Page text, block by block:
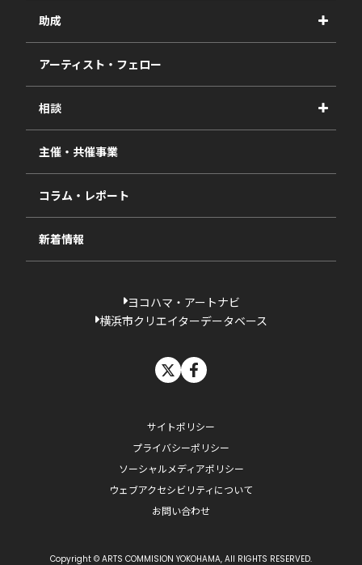
事業紹介
事業報告書
助成
2027年度
2026年度
2025年度
2024年度
2023年度
過去の採択一覧
アーティスト・フェロー
相談
視察・ヒアリング・研究
相談依頼フォーム
主催・共催事業
コラム・レポート
新着情報
ヨコハマ・アートナビ
横浜市クリエイターデータベース
サイトポリシー
プライバシーポリシー
ソーシャルメディアポリシー
ウェブアクセシビリティについて
お問い合わせ
Copyright © ARTS COMMISION YOKOHAMA, All RIGHTS RESERVED.